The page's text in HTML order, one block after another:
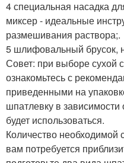
4 специальная насадка
миксер - идеальные
размешивания раствора;.
5 шлифовальный брусок,
Совет: при выборе сухой
ознакомьтесь с
приведенными на
шпатлевку в зависимости
будет использоваться.
Количество необходимой
вам потребуется